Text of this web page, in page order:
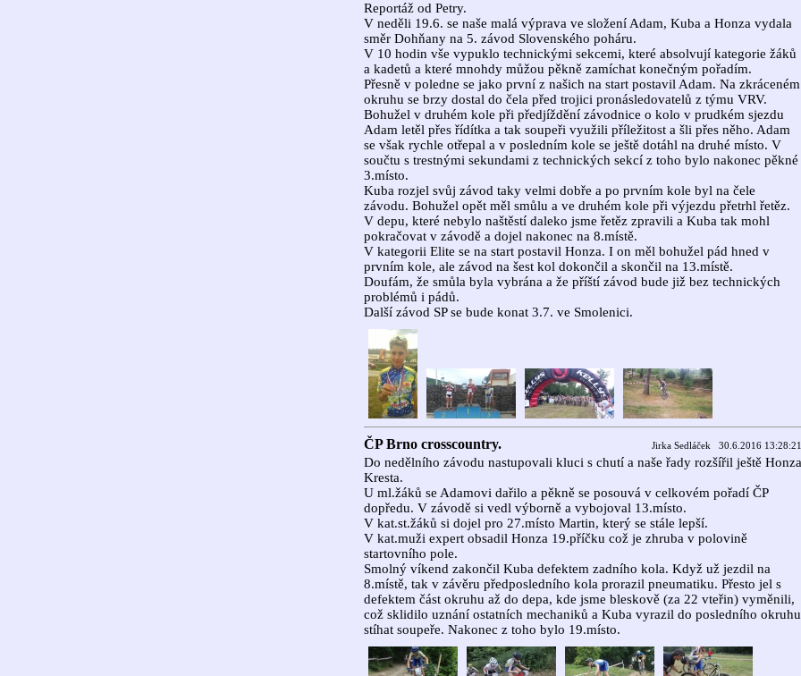
Reportáž od Petry.
V neděli 19.6. se naše malá výprava ve složení Adam, Kuba a Honza vydala
směr Dohňany na 5. závod Slovenského poháru.
V 10 hodin vše vypuklo technickými sekcemi, které absolvují kategorie žáků
a kadetů a které mnohdy můžou pěkně zamíchat konečným pořadím.
Přesně v poledne se jako první z našich na start postavil Adam. Na zkráceném
okruhu se brzy dostal do čela před trojici pronásledovatelů z týmu VRV.
Bohužel v druhém kole při předjíždění závodnice o kolo v prudkém sjezdu
Adam letěl přes řídítka a tak soupeři využili příležitost a šli přes něho. Adam
se však rychle otřepal a v posledním kole se ještě dotáhl na druhé místo. V
součtu s trestnými sekundami z technických sekcí z toho bylo nakonec pěkné
3.místo.
Kuba rozjel svůj závod taky velmi dobře a po prvním kole byl na čele
závodu. Bohužel opět měl smůlu a ve druhém kole při výjezdu přetrhl řetěz.
V depu, které nebylo naštěstí daleko jsme řetěz zpravili a Kuba tak mohl
pokračovat v závodě a dojel nakonec na 8.místě.
V kategorii Elite se na start postavil Honza. I on měl bohužel pád hned v
prvním kole, ale závod na šest kol dokončil a skončil na 13.místě.
Doufám, že smůla byla vybrána a že příští závod bude již bez technických
problémů i pádů.
Další závod SP se bude konat 3.7. ve Smolenici.
ČP Brno crosscountry. Jirka Sedláček 30.6.2016 13:28:21
Do nedělního závodu nastupovali kluci s chutí a naše řady rozšířil ještě Honza
Kresta.
U ml.žáků se Adamovi dařilo a pěkně se posouvá v celkovém pořadí ČP
dopředu. V závodě si vedl výborně a vybojoval 13.místo.
V kat.st.žáků si dojel pro 27.místo Martin, který se stále lepší.
V kat.muži expert obsadil Honza 19.příčku což je zhruba v polovině
startovního pole.
Smolný víkend zakončil Kuba defektem zadního kola. Když už jezdil na
8.místě, tak v závěru předposledního kola prorazil pneumatiku. Přesto jel s
defektem část okruhu až do depa, kde jsme bleskově (za 22 vteřin) vyměnili,
což sklidilo uznání ostatních mechaniků a Kuba vyrazil do posledního okruhu
stíhat soupeře. Nakonec z toho bylo 19.místo.